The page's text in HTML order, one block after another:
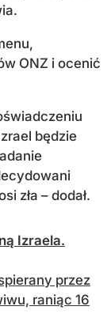
ONZ i ocenić
będzie
zła – dodał.
Izraela.
przez
raniąc 16